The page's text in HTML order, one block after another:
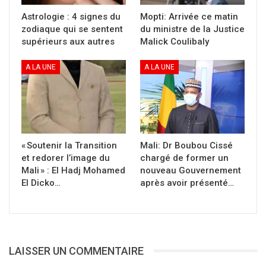
Mesdames, Messieurs ;
L’heure est grave !
s’est accélérée avec les recompositions
politiques qui ont abouti à la formation du
gouvernement actuel et surtout la reprise,
avec une accélération incroyable, des actes de
violence qui endeuillent les populations
semant le désespoir.
Oui, désespoir des populations innocentes qui
se trouvent victimes d’un conflit qui leur est
rajoutent à la confusion.
Astrologie : 4 signes du
zodiaque qui se sentent
supérieurs aux autres
Mopti: Arrivée ce matin
du ministre de la Justice
Malick Coulibaly
A LA UNE
« Soutenir la Transition
et redorer l’image du
Mali » : El Hadj Mohamed
El Dicko…
A LA UNE
Mali: Dr Boubou Cissé
chargé de former un
nouveau Gouvernement
après avoir présenté…
LAISSER UN COMMENTAIRE